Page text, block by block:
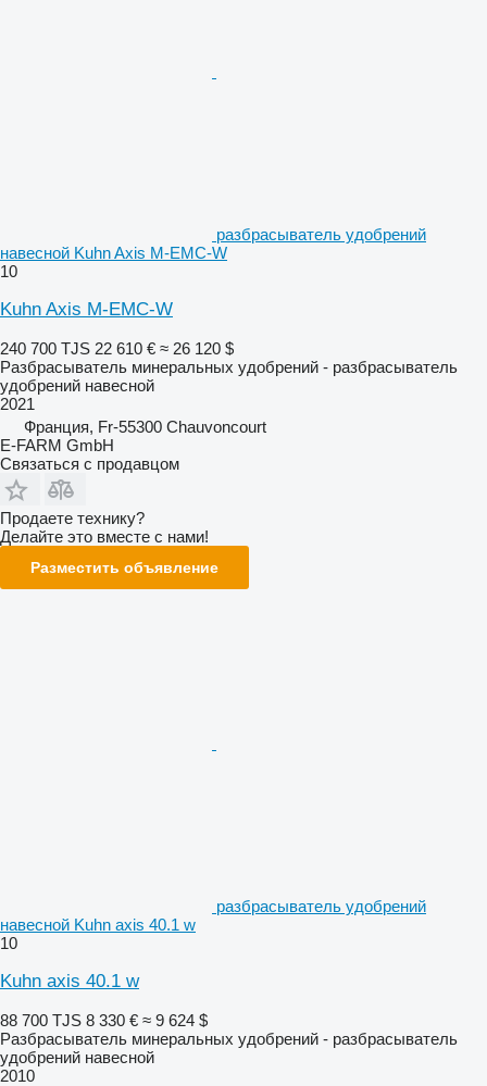
разбрасыватель удобрений
навесной Kuhn Axis M-EMC-W
10
Kuhn Axis M-EMC-W
240 700 TJS 22 610 € ≈ 26 120 $
Разбрасыватель минеральных удобрений - разбрасыватель
удобрений навесной
2021
Франция, Fr-55300 Chauvoncourt
E-FARM GmbH
Связаться с продавцом
Продаете технику?
Делайте это вместе с нами!
Разместить объявление
разбрасыватель удобрений
навесной Kuhn axis 40.1 w
10
Kuhn axis 40.1 w
88 700 TJS 8 330 € ≈ 9 624 $
Разбрасыватель минеральных удобрений - разбрасыватель
удобрений навесной
2010